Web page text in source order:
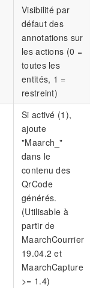
Visibilité par
défaut des
annotations sur
les actions (0 =
toutes les
entités, 1 =
restreint)
Si activé (1),
ajoute
"Maarch_"
dans le
contenu des
QrCode
générés.
(Utilisable à
partir de
MaarchCourrier
19.04.2 et
MaarchCapture
>= 1.4)